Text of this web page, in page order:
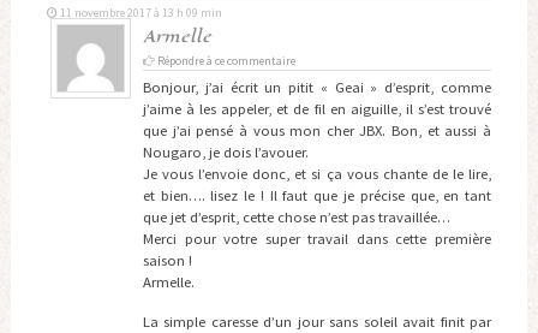
Armelle
11 novembre 2017 à 13 h 09 min
Répondre à ce commentaire
Bonjour, j’ai écrit un pitit « Geai » d’esprit, comme
j’aime à les appeler, et de fil en aiguille, il s’est trouvé
que j’ai pensé à vous mon cher JBX. Bon, et aussi à
Nougaro, je dois l’avouer.
Je vous l’envoie donc, et si ça vous chante de le lire,
et bien…. lisez le ! Il faut que je précise que, en tant
que jet d’esprit, cette chose n’est pas travaillée…
Merci pour votre super travail dans cette première
saison !
Armelle.
La simple caresse d’un jour sans soleil avait finit par